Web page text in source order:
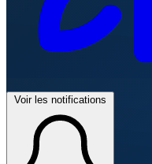
Voir les notifications